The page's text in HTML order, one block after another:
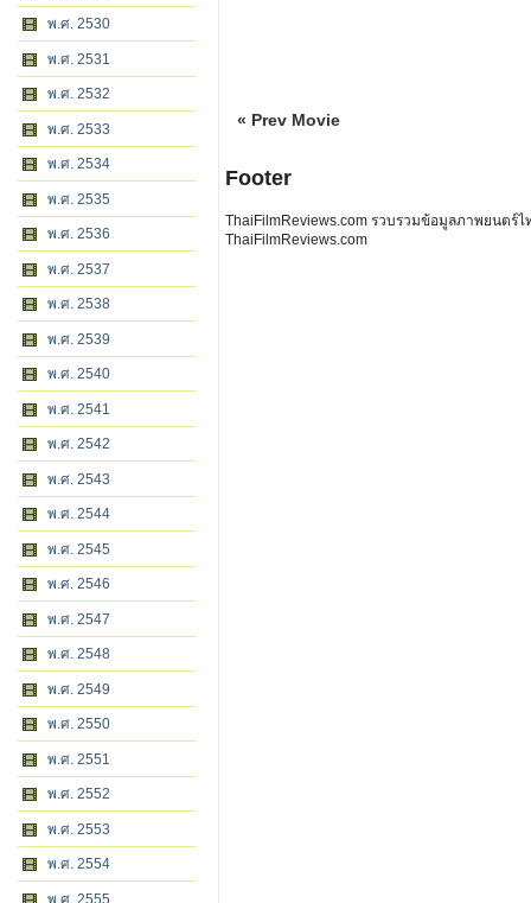
พ.ศ. 2530
พ.ศ. 2531
พ.ศ. 2532
พ.ศ. 2533
พ.ศ. 2534
พ.ศ. 2535
พ.ศ. 2536
พ.ศ. 2537
พ.ศ. 2538
พ.ศ. 2539
พ.ศ. 2540
พ.ศ. 2541
พ.ศ. 2542
พ.ศ. 2543
พ.ศ. 2544
พ.ศ. 2545
พ.ศ. 2546
พ.ศ. 2547
พ.ศ. 2548
พ.ศ. 2549
พ.ศ. 2550
พ.ศ. 2551
พ.ศ. 2552
พ.ศ. 2553
พ.ศ. 2554
พ.ศ. 2555
« Prev Movie
Footer
ThaiFilmReviews.com รวบรวมข้อมูลภาพยนตร์
ThaiFilmReviews.com